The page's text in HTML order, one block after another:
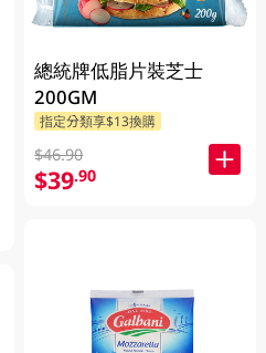
總統牌低脂片裝芝士
200GM
指定分類享$13換購
$46.90
$39.90